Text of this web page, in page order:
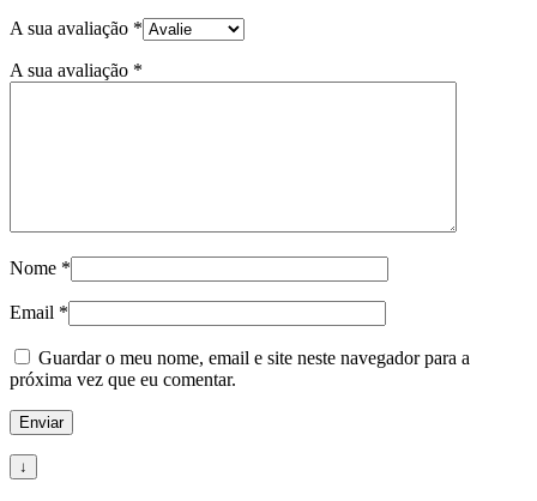
A sua avaliação *
A sua avaliação *
Nome *
Email *
Guardar o meu nome, email e site neste navegador para a
próxima vez que eu comentar.
↓